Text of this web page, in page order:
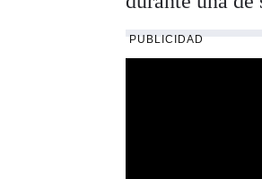
PUBLICIDAD